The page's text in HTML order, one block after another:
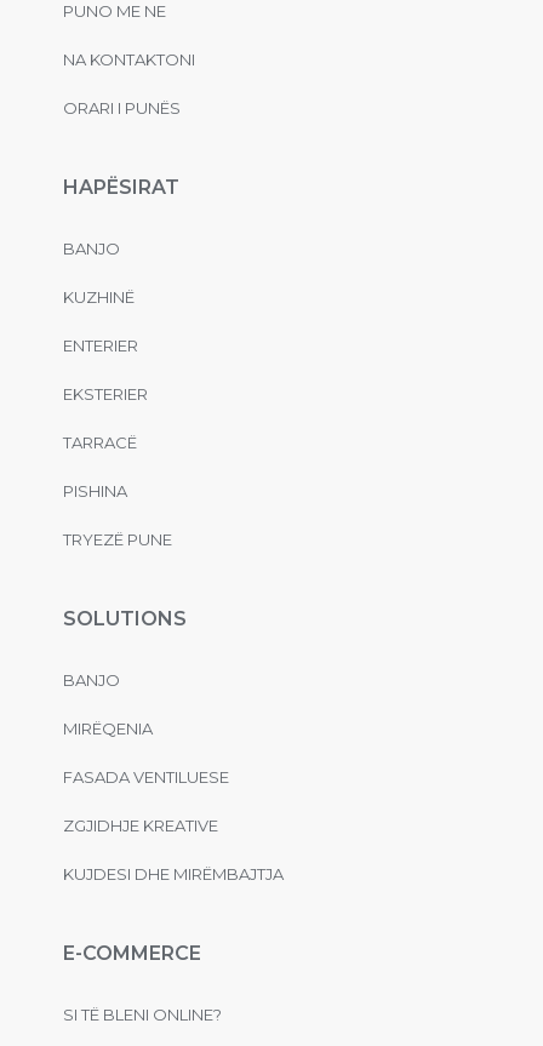
PUNO ME NE
NA KONTAKTONI
ORARI I PUNËS
HAPËSIRAT
BANJO
KUZHINË
ENTERIER
EKSTERIER
TARRACË
PISHINA
TRYEZË PUNE
SOLUTIONS
BANJO
MIRËQENIA
FASADA VENTILUESE
ZGJIDHJE KREATIVE
KUJDESI DHE MIRËMBAJTJA
E-COMMERCE
SI TË BLENI ONLINE?